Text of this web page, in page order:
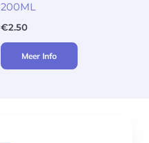
200ML
€2.50
Meer Info